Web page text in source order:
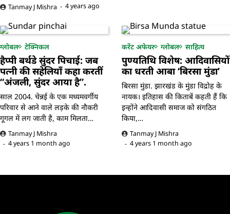
Tanmay J Mishra 4 years ago
ग्लोबल टेक्निकल
हैप्पी बर्थडे सुंदर पिचाई: जब
पत्नी की सहेलियाँ कहा करतीं
“अंजली, सुंदर आया है”.
साल 2004. चेन्नई के एक मध्यमवर्गीय
परिवार से आने वाले लड़के की नौकरी
गूगल में लग जाती है, काम मिलता…
Tanmay J Mishra
4 years 1 month ago
करेंट अफेयर ग्लोबल साहित्य
पुण्यतिथि विशेष: आदिवासियों
का धरती आबा ‘बिरसा मुंडा’
बिरसा मुंडा. झारखंड के मुंडा विद्रोह के
नायक। इतिहास की किताबें कहती हैं कि
इन्होंने आदिवासी समाज को संगठित
किया,…
Tanmay J Mishra
4 years 1 month ago